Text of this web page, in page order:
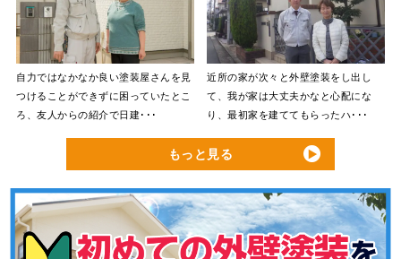
自力ではなかなか良い塗装屋さんを見
つけることができずに困っていたとこ
ろ、友人からの紹介で日建･･･
近所の家が次々と外壁塗装をし出し
て、我が家は大丈夫かなと心配にな
り、最初家を建ててもらったハ･･･
もっと見る